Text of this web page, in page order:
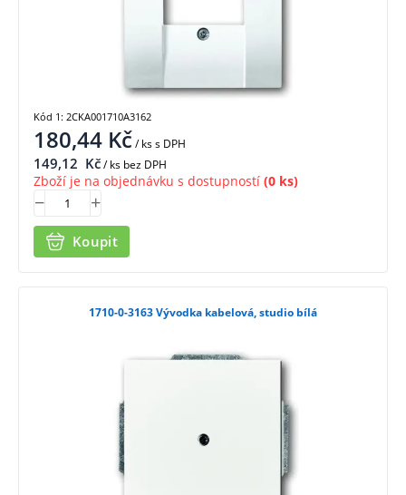
180,44 Kč/ kss DPH
149,12 Kč/ ks bez DPH
Zboží je na objednávku s dostupností (0 ks)
Koupit
Kód 1: 2CKA001710A3162
1710-0-3163 Vývodka kabelová, studio bílá